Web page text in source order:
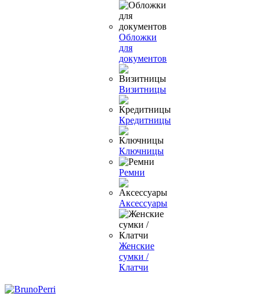
Обложки
для
документов
Визитницы
Кредитницы
Ключницы
Ремни
Аксессуары
Женские
сумки /
Клатчи